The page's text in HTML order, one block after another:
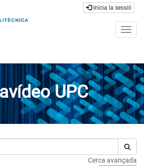
Inicia la sessió
UPC
Cerca avançada